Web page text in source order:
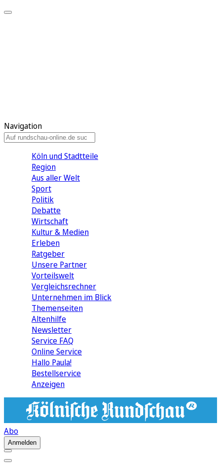
Navigation
Köln und Stadtteile
Region
Aus aller Welt
Sport
Politik
Debatte
Wirtschaft
Kultur & Medien
Erleben
Ratgeber
Unsere Partner
Vorteilswelt
Vergleichsrechner
Unternehmen im Blick
Themenseiten
Altenhilfe
Newsletter
Service FAQ
Online Service
Hallo Paula!
Bestellservice
Anzeigen
Abo
Anmelden